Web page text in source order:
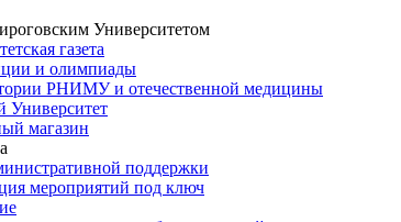
Университетом
газета
и олимпиады
РНИМУ и отечественной медицины
Университет
магазин
поддержки
мероприятий под ключ